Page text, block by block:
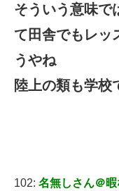
そういう意味で
て田舎でもレッ
うやね
陸上の類も学校
102: 名無しさん＠